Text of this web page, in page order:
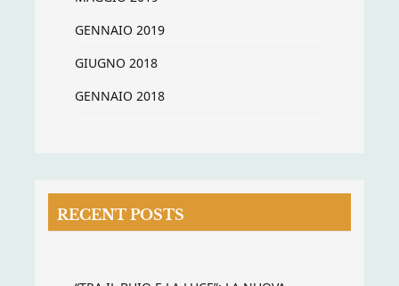
GENNAIO 2019
GIUGNO 2018
GENNAIO 2018
RECENT POSTS